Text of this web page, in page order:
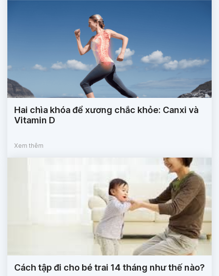
Hai chìa khóa để xương chắc khỏe: Canxi và
Vitamin D
Xem thêm
Cách tập đi cho bé trai 14 tháng như thế nào?